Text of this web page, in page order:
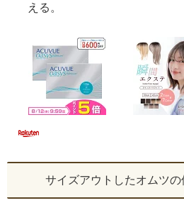
える。
サイズアウトしたオムツの